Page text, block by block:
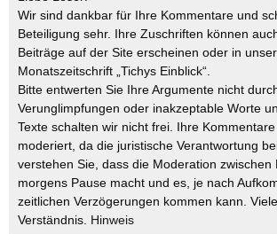
Wir sind dankbar für Ihre Kommentare und
Beteiligung sehr. Ihre Zuschriften können
Beiträge auf der Site erscheinen oder in
Monatszeitschrift „Tichys Einblick“.
Bitte entwerten Sie Ihre Argumente nicht
Verunglimpfungen oder inakzeptable Worte
Texte schalten wir nicht frei. Ihre
moderiert, da die juristische Verantwortung
verstehen Sie, dass die Moderation zwischen
morgens Pause macht und es, je nach
zeitlichen Verzögerungen kommen kann.
Verständnis. Hinweis